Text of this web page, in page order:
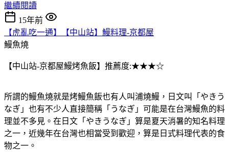
繼續閱讀
15年前
【虎亂吃一通】【中山站】鰻料理-京都屋
鰻魚燒
【中山站-京都屋鰻烤魚飯】推薦度:★★★☆
所謂的鰻魚燒就是烤鰻魚飯也有人叫浦燒鰻，日文叫「やきう
なぎ」也有不少人直接簡稱「うなぎ」可能是在台灣鰻魚的料
理並不多見。在日文「やきうなぎ」算是夏天消暑的知名料理
之一，近幾年在台灣也相當受到歡迎，算是日式料理代表的食
物之一。